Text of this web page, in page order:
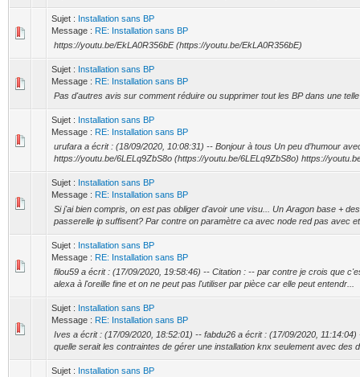
Sujet : Installation sans BP
Message : RE: Installation sans BP
https://youtu.be/EkLA0R356bE (https://youtu.be/EkLA0R356bE)
Sujet : Installation sans BP
Message : RE: Installation sans BP
Pas d'autres avis sur comment réduire ou supprimer tout les BP dans une
Sujet : Installation sans BP
Message : RE: Installation sans BP
urufara a écrit : (18/09/2020, 10:08:31) -- Bonjour à tous Un peu d’humour
https://youtu.be/6LELq9ZbS8o (https://youtu.be/6LELq9ZbS8o) https://
Sujet : Installation sans BP
Message : RE: Installation sans BP
Si j'ai bien compris, on est pas obliger d'avoir une visu... Un Aragon base +
passerelle ip suffisent? Par contre on paramètre ca avec node red pas avec
Sujet : Installation sans BP
Message : RE: Installation sans BP
filou59 a écrit : (17/09/2020, 19:58:46) -- Citation : -- par contre je crois que
alexa à l'oreille fine et on ne peut pas l'utiliser par pièce car elle peut entendr...
Sujet : Installation sans BP
Message : RE: Installation sans BP
Ives a écrit : (17/09/2020, 18:52:01) -- fabdu26 a écrit : (17/09/2020, 11:14:04)
quelle serait les contraintes de gérer une installation knx seulement avec des
Sujet : Installation sans BP